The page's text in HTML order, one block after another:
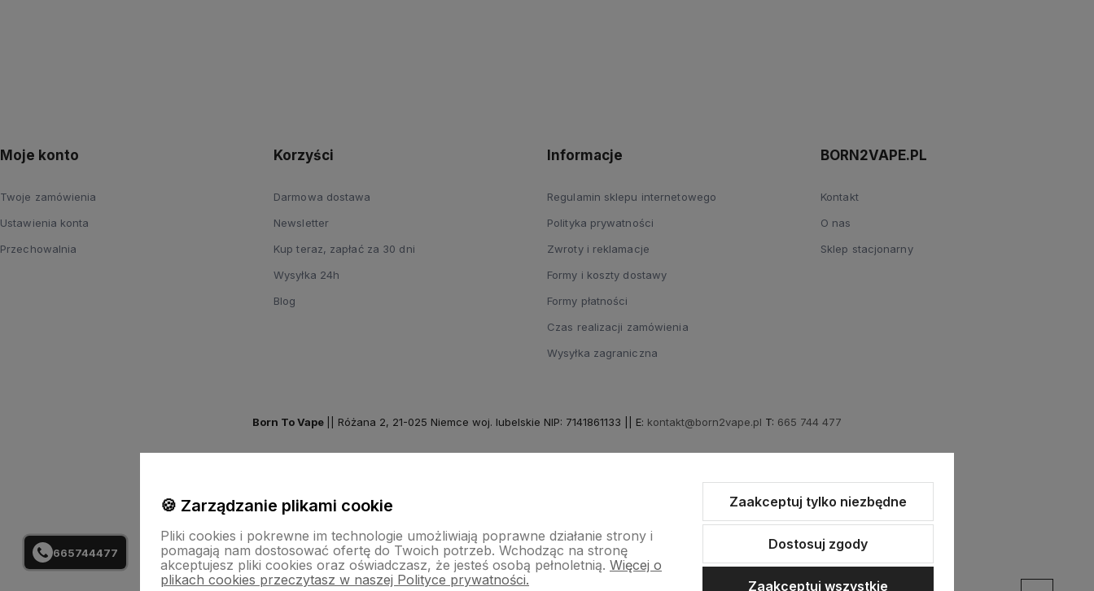
665744477
Moje konto
Twoje zamówienia
Ustawienia konta
Przechowalnia
Korzyści
Darmowa dostawa
Newsletter
Kup teraz, zapłać za 30 dni
Wysyłka 24h
Blog
Informacje
Regulamin sklepu internetowego
Polityka prywatności
Zwroty i reklamacje
Formy i koszty dostawy
Formy płatności
Czas realizacji zamówienia
Wysyłka zagraniczna
BORN2VAPE.PL
Kontakt
O nas
Sklep stacjonarny
Born To Vape || Różana 2, 21-025 Niemce woj. lubelskie NIP: 7141861133 || E: kontakt@born2vape.pl T: 665 744 477
🍪 Zarządzanie plikami cookie
Pliki cookies i pokrewne im technologie umożliwiają poprawne działanie strony i
pomagają nam dostosować ofertę do Twoich potrzeb. Wchodząc na stronę
akceptujesz pliki cookies oraz oświadczasz, że jesteś osobą pełnoletnią. Więcej o
plikach cookies przeczytasz w naszej Polityce prywatności.
Zaakceptuj tylko niezbędne
Dostosuj zgody
Zaakceptuj wszystkie